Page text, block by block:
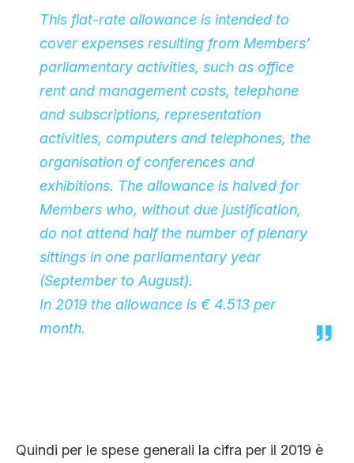
This flat-rate allowance is intended to
cover expenses resulting from Members’
parliamentary activities, such as office
rent and management costs, telephone
and subscriptions, representation
activities, computers and telephones, the
organisation of conferences and
exhibitions. The allowance is halved for
Members who, without due justification,
do not attend half the number of plenary
sittings in one parliamentary year
(September to August).
In 2019 the allowance is € 4.513 per
month.
Quindi per le spese generali la cifra per il 2019 è